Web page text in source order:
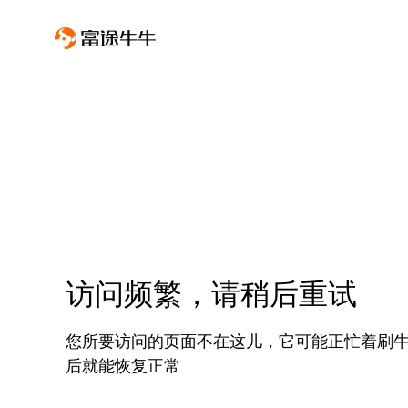
访问频繁，请稍后重试
您所要访问的页面不在这儿，它可能正忙着刷
后就能恢复正常